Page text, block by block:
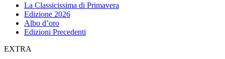
La Classicissima di Primavera
Edizione 2026
Albo d’oro
Edizioni Precedenti
EXTRA